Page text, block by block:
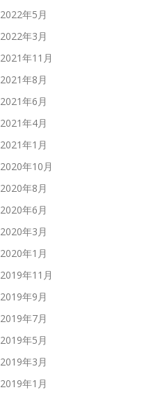
2022年5月
2022年3月
2021年11月
2021年8月
2021年6月
2021年4月
2021年1月
2020年10月
2020年8月
2020年6月
2020年3月
2020年1月
2019年11月
2019年9月
2019年7月
2019年5月
2019年3月
2019年1月